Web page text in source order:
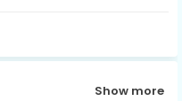
ap
Show more